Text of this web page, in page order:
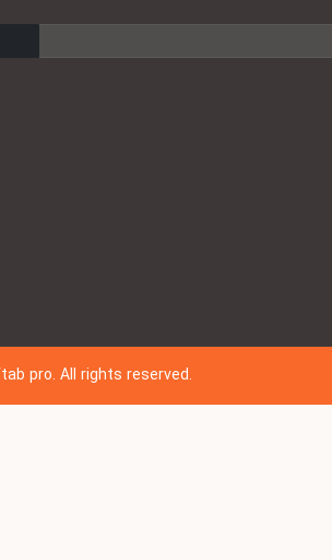
pro. All rights reserved.